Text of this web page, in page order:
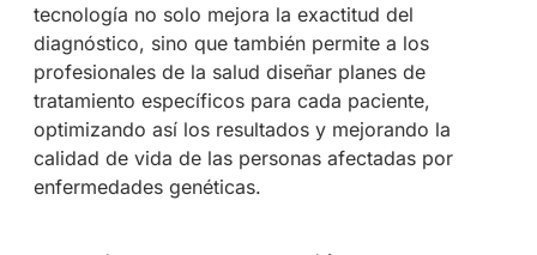
tecnología no solo mejora la exactitud del
diagnóstico, sino que también permite a los
profesionales de la salud diseñar planes de
tratamiento específicos para cada paciente,
optimizando así los resultados y mejorando la
calidad de vida de las personas afectadas por
enfermedades genéticas.